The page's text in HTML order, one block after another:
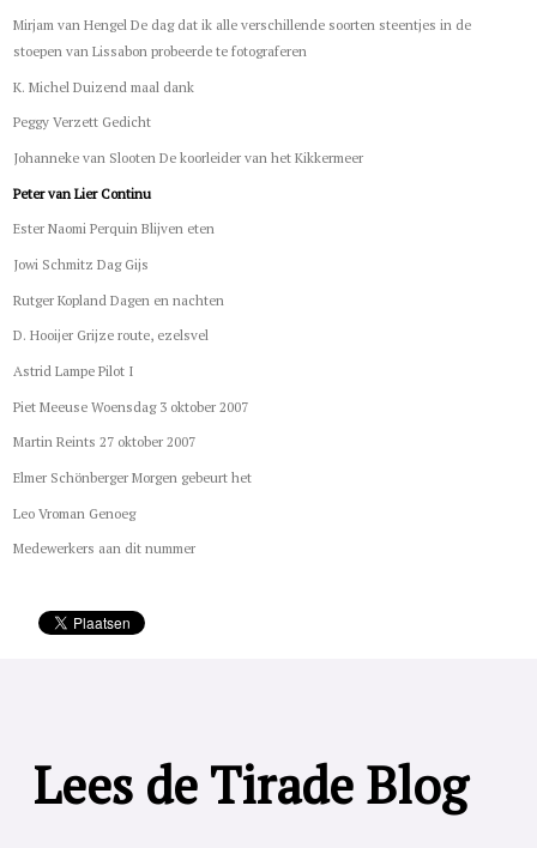
Mirjam van Hengel De dag dat ik alle verschillende soorten steentjes in de
stoepen van Lissabon probeerde te fotograferen
K. Michel Duizend maal dank
Peggy Verzett Gedicht
Johanneke van Slooten De koorleider van het Kikkermeer
Peter van Lier Continu
Ester Naomi Perquin Blijven eten
Jowi Schmitz Dag Gijs
Rutger Kopland Dagen en nachten
D. Hooijer Grijze route, ezelsvel
Astrid Lampe Pilot I
Piet Meeuse Woensdag 3 oktober 2007
Martin Reints 27 oktober 2007
Elmer Schönberger Morgen gebeurt het
Leo Vroman Genoeg
Medewerkers aan dit nummer
Lees de Tirade Blog